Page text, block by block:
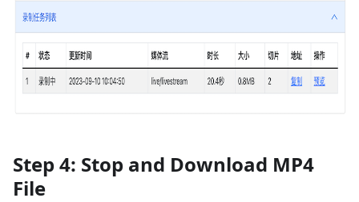
Step 4: Stop and Download MP4
File